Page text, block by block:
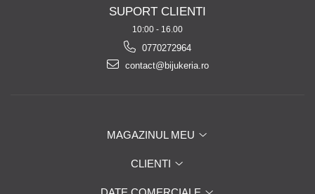
SUPORT CLIENTI
10:00 - 16.00
0770272964
contact@bijukeria.ro
MAGAZINUL MEU
CLIENTI